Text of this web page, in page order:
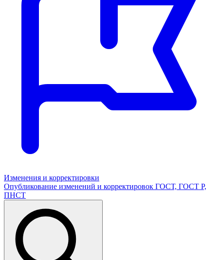
Изменения и корректировки
Опубликование изменений и корректировок ГОСТ, ГОСТ Р,
ПНСТ